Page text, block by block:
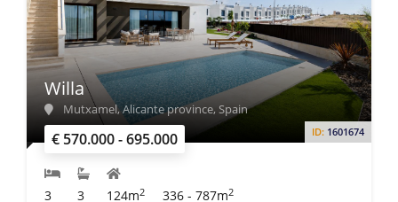
€ 570.000 - 695.000 ID: 1601674
Willa
Mutxamel, Alicante province, Spain
3 3 124m2 336 - 787m2